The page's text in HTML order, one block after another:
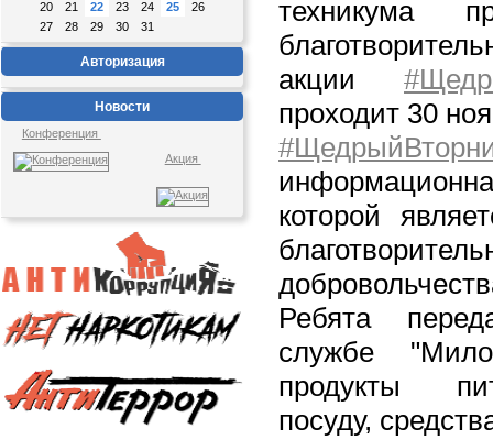
20
21 22 23 24 25
26
27
28 29 30 31
Авторизация
Новости
Конференция
Акция
техникума
акции
проходит 30
которой
Ребята
службе
продукты
посуду,